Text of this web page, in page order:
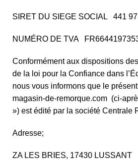
SIRET DU SIEGE SOCIAL 441
NUMÉRO DE TVA
Conformément aux dispositions
de la loi pour la Confiance dans
nous vous informons que le
magasin-de-remorque.com (ci-
») est édité par la société Centrale
Adresse;
ZA LES BRIES, 17430 LUSSANT